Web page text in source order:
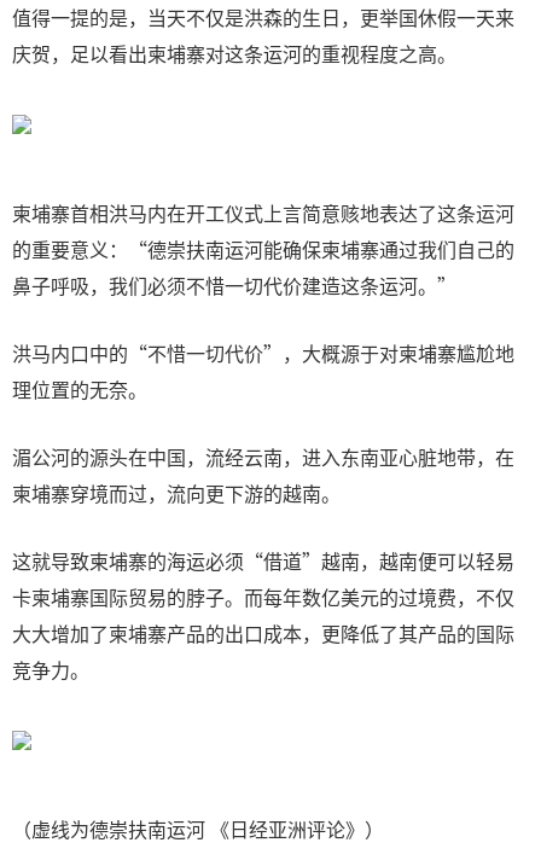
值得一提的是，当天不仅是洪森的生日，更举国休假一天来
庆贺，足以看出柬埔寨对这条运河的重视程度之高。
柬埔寨首相洪马内在开工仪式上言简意赅地表达了这条运河
的重要意义：“德崇扶南运河能确保柬埔寨通过我们自己的
鼻子呼吸，我们必须不惜一切代价建造这条运河。”
洪马内口中的“不惜一切代价”，大概源于对柬埔寨尴尬地
理位置的无奈。
湄公河的源头在中国，流经云南，进入东南亚心脏地带，在
柬埔寨穿境而过，流向更下游的越南。
这就导致柬埔寨的海运必须“借道”越南，越南便可以轻易
卡柬埔寨国际贸易的脖子。而每年数亿美元的过境费，不仅
大大增加了柬埔寨产品的出口成本，更降低了其产品的国际
竞争力。
（虚线为德崇扶南运河 《日经亚洲评论》）